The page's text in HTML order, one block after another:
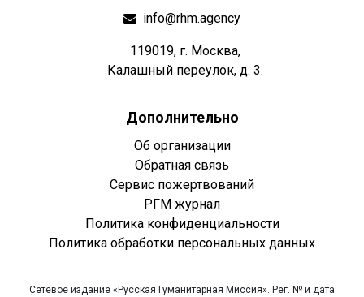
info@rhm.agency
119019, г. Москва,
Калашный переулок, д. 3.
Дополнительно
Об организации
Обратная связь
Сервис пожертвований
РГМ журнал
Политика конфиденциальности
Политика обработки персональных данных
Сетевое издание «Русская Гуманитарная Миссия». Рег. № и дата